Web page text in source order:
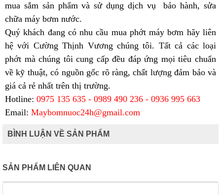
mua sắm sản phẩm và sử dụng dịch vụ bảo hành, sửa
chữa máy bơm nước.
Quý khách đang có nhu cầu mua phớt máy bơm hãy liên
hệ với Cường Thịnh Vương chúng tôi. Tất cả các loại
phớt mà chúng tôi cung cấp đều đáp ứng mọi tiêu chuẩn
về kỹ thuật, có nguồn gốc rõ ràng, chất lượng đảm bảo và
giá cả rẻ nhất trên thị trường.
Hotline: 0975 135 635 - 0989 490 236 - 0936 995 663
Email: Maybomnuoc24h@gmail.com
BÌNH LUẬN VỀ SẢN PHẨM
SẢN PHẨM LIÊN QUAN